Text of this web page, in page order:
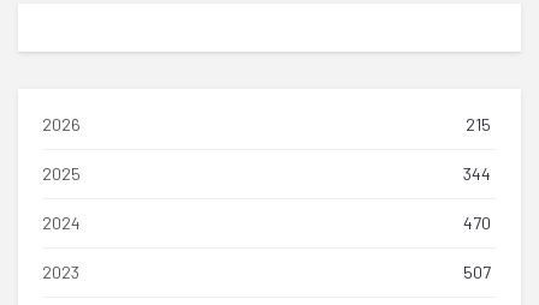
2026 215
2025 344
2024 470
2023 507